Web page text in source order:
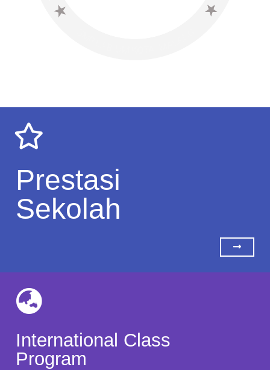
Prestasi
Sekolah
International Class
Program